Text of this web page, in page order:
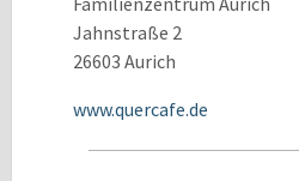
Jahnstraße 2
26603 Aurich
www.quercafe.de